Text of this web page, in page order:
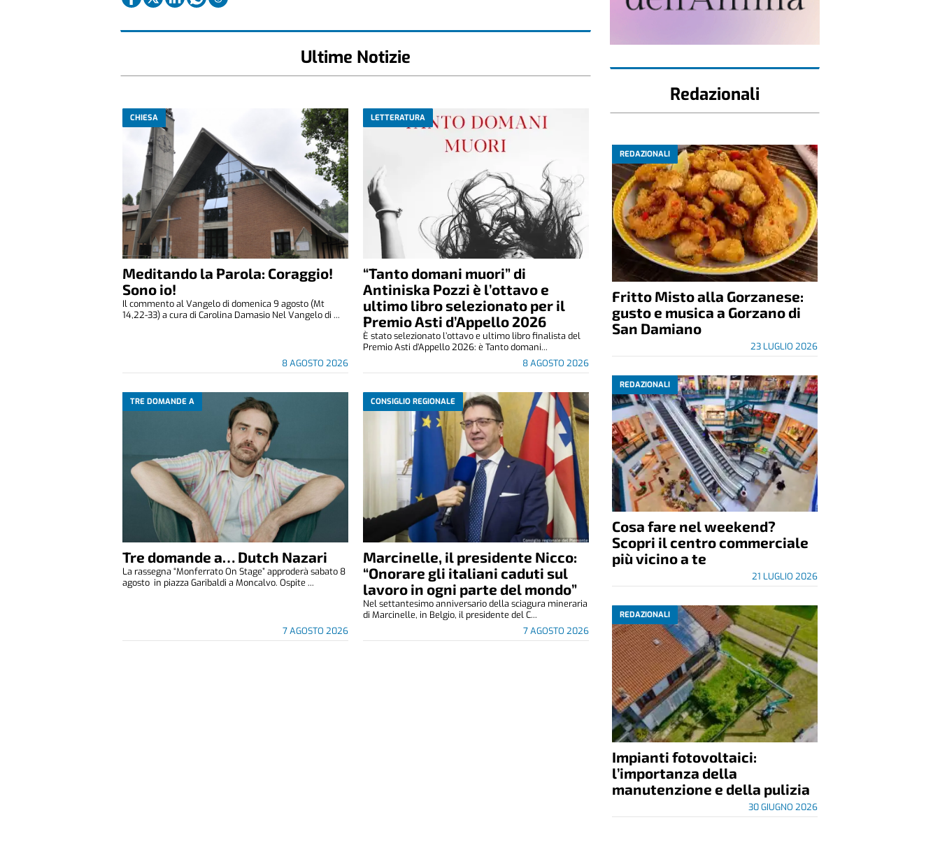
Ultime Notizie
CHIESA
Meditando la Parola: Coraggio!
Sono io!
8 AGOSTO 2026
Il commento al Vangelo di domenica 9 agosto (Mt
14,22-33) a cura di Carolina Damasio Nel Vangelo di ...
LETTERATURA
“Tanto domani muori” di
Antiniska Pozzi è l’ottavo e
ultimo libro selezionato per il
Premio Asti d’Appello 2026
8 AGOSTO 2026
È stato selezionato l’ottavo e ultimo libro finalista del
Premio Asti d’Appello 2026: è Tanto domani...
TRE DOMANDE A
Tre domande a… Dutch Nazari
7 AGOSTO 2026
La rassegna “Monferrato On Stage” approderà sabato 8
agosto in piazza Garibaldi a Moncalvo. Ospite ...
CONSIGLIO REGIONALE
Marcinelle, il presidente Nicco:
“Onorare gli italiani caduti sul
lavoro in ogni parte del mondo”
7 AGOSTO 2026
Nel settantesimo anniversario della sciagura mineraria
di Marcinelle, in Belgio, il presidente del C...
Redazionali
REDAZIONALI
Fritto Misto alla Gorzanese:
gusto e musica a Gorzano di
San Damiano
23 LUGLIO 2026
REDAZIONALI
Cosa fare nel weekend?
Scopri il centro commerciale
più vicino a te
21 LUGLIO 2026
REDAZIONALI
Impianti fotovoltaici:
l’importanza della
manutenzione e della pulizia
30 GIUGNO 2026